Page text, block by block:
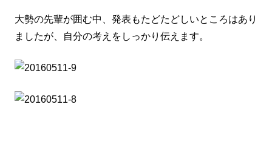
大勢の先輩が囲む中、発表もたどたどしいところはあり
ましたが、自分の考えをしっかり伝えます。